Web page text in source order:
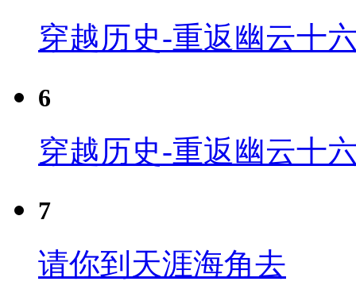
穿越历史-重返幽云十
6
穿越历史-重返幽云十
7
请你到天涯海角去